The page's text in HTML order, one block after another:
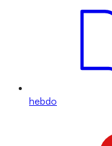
hebdo